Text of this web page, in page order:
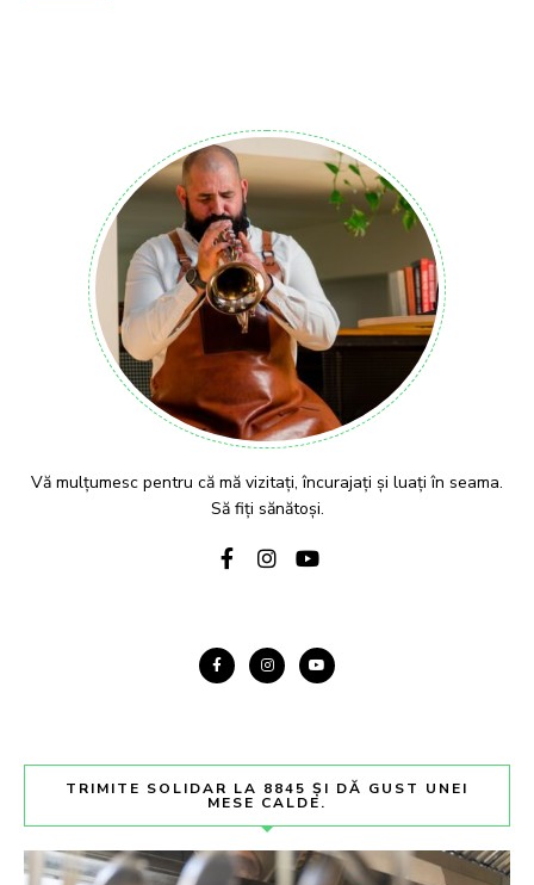
Vă mulțumesc pentru că mă vizitați, încurajați și luați în seama.
Să fiți sănătoși.
TRIMITE SOLIDAR LA 8845 ȘI DĂ GUST UNEI
MESE CALDE.